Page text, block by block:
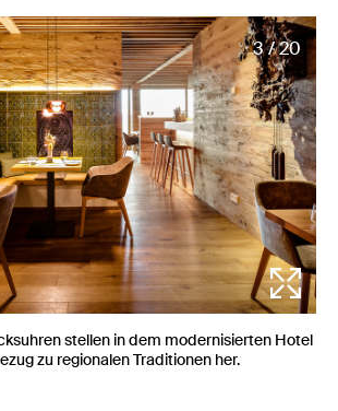
3 / 20
stellen in dem modernisierten Hotel
zu regionalen Traditionen her.